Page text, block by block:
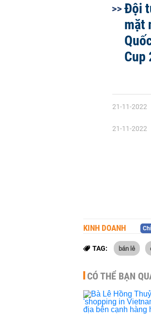
Đội
mặt
Cup
21-11-2022
21-11-2022
KINH DOANH
TAG: bán lẻ
CÓ THỂ BẠN